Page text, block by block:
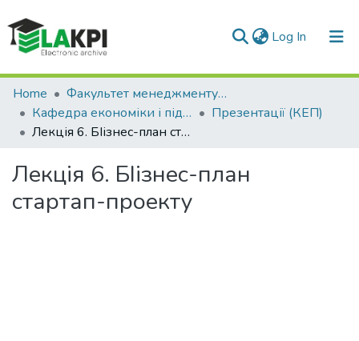
Log In (current)
Communities & Collections
All of DSpace
Home
Факультет менеджменту та маркетингу (ФММ)
Кафедра економіки і підприємництва (КЕП)
Презентації (КЕП)
Лекція 6. БІізнес-план стартап-проекту
Лекція 6. БІізнес-план
стартап-проекту